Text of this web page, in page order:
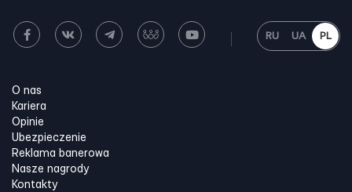
RU UA PL
O nas
Kariera
Opinie
Ubezpieczenie
Reklama banerowa
Nasze nagrody
Kontakty